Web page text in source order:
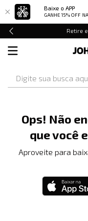
Baixe o APP
GANHE 15% OFF
Retire
Ops! Não
que você
Aproveite para